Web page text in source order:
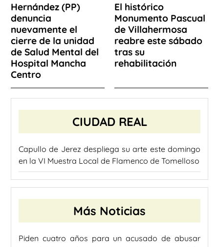
Hernández (PP)
denuncia
nuevamente el
cierre de la unidad
de Salud Mental del
Hospital Mancha
Centro
El histórico
Monumento Pascual
de Villahermosa
reabre este sábado
tras su
rehabilitación
CIUDAD REAL
Capullo de Jerez despliega su arte este domingo
en la VI Muestra Local de Flamenco de Tomelloso
Más Noticias
Piden cuatro años para un acusado de abusar